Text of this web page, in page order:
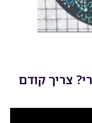
צריך קודם